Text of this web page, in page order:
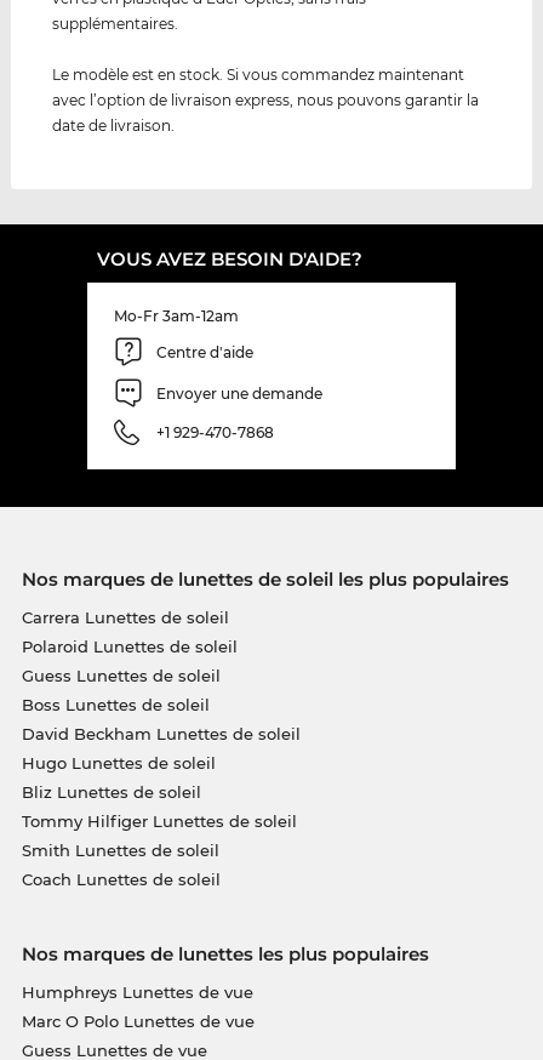
supplémentaires.
Le modèle est en stock. Si vous commandez maintenant
avec l’option de livraison express, nous pouvons garantir la
date de livraison.
VOUS AVEZ BESOIN D'AIDE?
Mo-Fr 3am-12am
Centre d'aide
Envoyer une demande
+1 929-470-7868
Nos marques de lunettes de soleil les plus populaires
Carrera Lunettes de soleil
Polaroid Lunettes de soleil
Guess Lunettes de soleil
Boss Lunettes de soleil
David Beckham Lunettes de soleil
Hugo Lunettes de soleil
Bliz Lunettes de soleil
Tommy Hilfiger Lunettes de soleil
Smith Lunettes de soleil
Coach Lunettes de soleil
Nos marques de lunettes les plus populaires
Humphreys Lunettes de vue
Marc O Polo Lunettes de vue
Guess Lunettes de vue